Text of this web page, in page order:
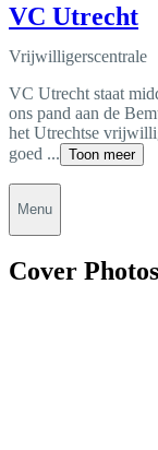
VC Utrecht
Vrijwilligerscentrale
VC Utrecht staat
ons pand aan de
het Utrechtse
goed ... Toon meer
Menu
Cover Photos